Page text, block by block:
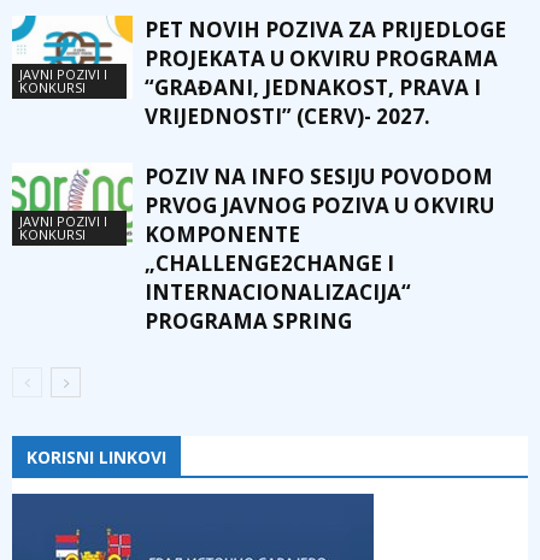
JAVNI POZIVI I
KONKURSI
PET NOVIH POZIVA ZA PRIJEDLOGE
PROJEKATA U OKVIRU PROGRAMA
“GRAĐANI, JEDNAKOST, PRAVA I
VRIJEDNOSTI” (CERV)- 2027.
JAVNI POZIVI I
KONKURSI
POZIV NA INFO SESIJU POVODOM
PRVOG JAVNOG POZIVA U OKVIRU
KOMPONENTE
„CHALLENGE2CHANGE I
INTERNACIONALIZACIJA“
PROGRAMA SPRING
KORISNI LINKOVI